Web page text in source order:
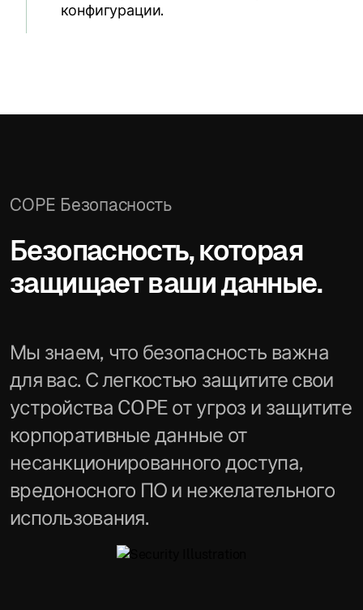
конфигурации.
COPE Безопасность
Безопасность, которая
защищает ваши данные.
Мы знаем, что безопасность важна
для вас. С легкостью защитите свои
устройства COPE от угроз и защитите
корпоративные данные от
несанкционированного доступа,
вредоносного ПО и нежелательного
использования.